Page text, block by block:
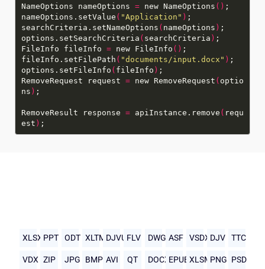
NameOptions nameOptions =new NameOptions ()
nameOptions.setValue ( "Application" )
searchCriteria.setNameOptions ( nameOptions )
options.setSearchCriteria ( searchCriteria )
FileInfo fileInfo =new FileInfo ()
fileInfo.setFilePath ( "documents/input.docx" )
options.setFileInfo ( fileInfo )
RemoveRequest request =new RemoveRequest ( optio
ns )
RemoveResult response =apiInstance.remove ( requ
est )
XLSX PPT ODT XLTM DJVU FLV DWG ASF VSDX DJV TTC
VDX ZIP JPG BMP AVI QT DOCXEPUB XLSMPNG PSD